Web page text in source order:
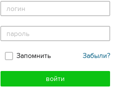
Забыли?
Запомнить